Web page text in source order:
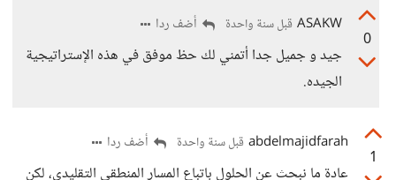
0
ASAKW قبل سنة واحدة أضف ردا
جيد و جميل جدا أتمني لك حظ موفق في هذه الإستراتيجية
الجيده.
1
abdelmajidfarah قبل سنة واحدة أضف ردا
عادة ما نبحث عن الحلول باتباع المسار المنطقي التقليدي، لكن